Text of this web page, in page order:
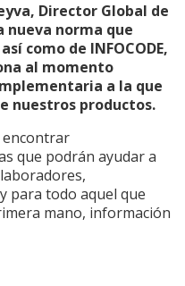
Director Global de
nueva norma que
como de INFOCODE,
al momento
a la que
nuestros productos.
encontrar
que podrán ayudar a
para todo aquel que
mano, información